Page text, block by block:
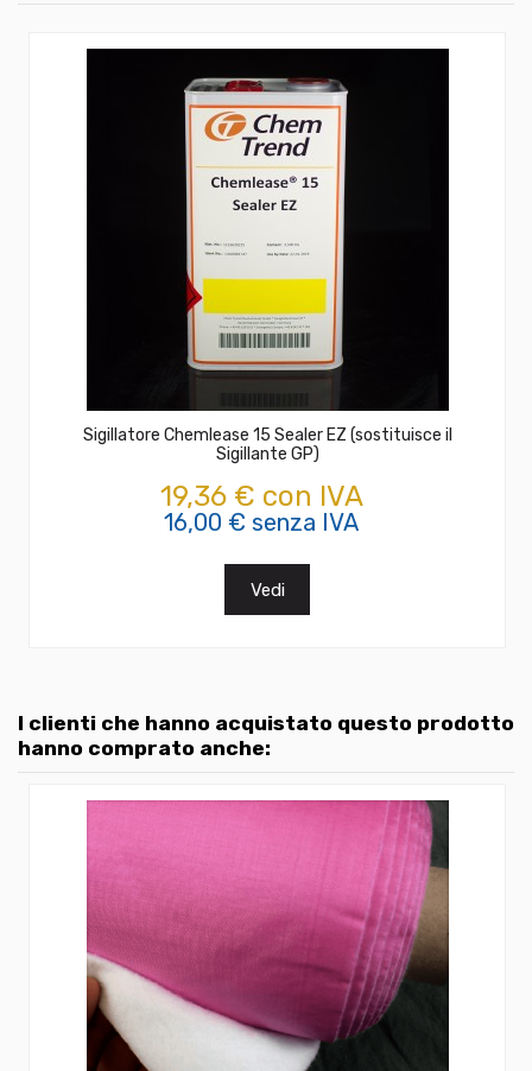
Sigillatore Chemlease 15 Sealer EZ (sostituisce il
Sigillante GP)
19,36 € con IVA
16,00 € senza IVA
Vedi
I clienti che hanno acquistato questo prodotto
hanno comprato anche: